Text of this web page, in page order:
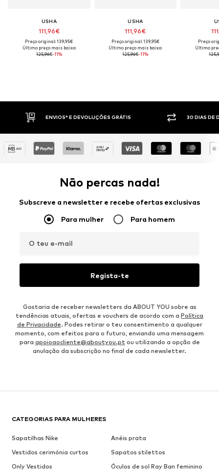
USHA
111,96€
Preço original: 139,95€
Último preço mais baixo:
125,96€-11%
USHA
111,96€
Preço original: 139,95€
Último preço mais baixo:
125,96€-11%
Preço
Último
ENVIOS* E DEVOLUÇÕES GRÁTIS 30 DIAS DE
Não percas nada!
Subscreve a newsletter e recebe ofertas exclusivas
Para mulher Para homem
O teu e-mail
Regista-te
Gostaria de receber newsletters da ABOUT YOU sobre as
tendências atuais, ofertas e vouchers de acordo com a Política
de Privacidade. Podes retirar o teu consentimento a qualquer
momento, com efeitos para o futuro, enviando uma mensagem
para apoioaocliente@aboutyou.ptou utilizando a opção de
anulação da subscrição no final de cada newsletter.
CATEGORIAS PARA MULHERES
Sapatilhas Nike
Anéis prata
Vestidos cerimónia curtos
Sapatos stilettos
Only Vestidos
Óculos de sol Ray Ban feminino